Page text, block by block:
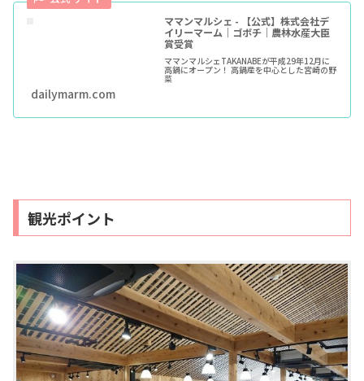
ママンマルシェ - 【公式】株式会社デ
イリーマーム｜ゴボチ｜農林水産大臣
賞受賞
ママンマルシェTAKANABEが平成29年12月に
高鍋にオープン！ 高鍋産を中心とした宮崎の野
菜
dailymarm.com
観光ポイント